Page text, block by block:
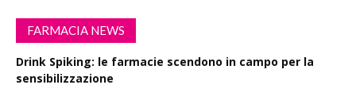
FARMACIA NEWS
Drink Spiking: le farmacie scendono in campo per la
sensibilizzazione